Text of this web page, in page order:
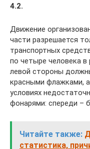
4.2.
Движение
части разрешается
транспортных
по четыре человека
левой стороны
красными флажками,
условиях
фонарями: спереди –
Читайте также:
статистика,